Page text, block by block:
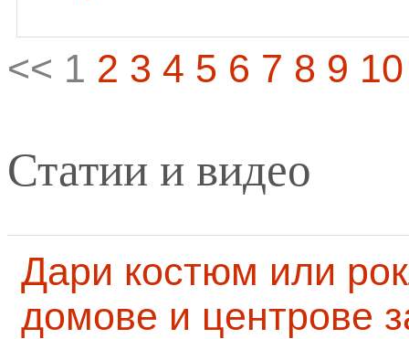
<< 1 2 3 4 5 6 7 8 9 10
Статии и видео
Дари костюм или
домове и центрове